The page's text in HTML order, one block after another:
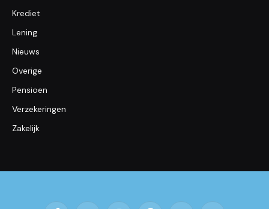
Krediet
Lening
Nieuws
Overige
Pensioen
Verzekeringen
Zakelijk